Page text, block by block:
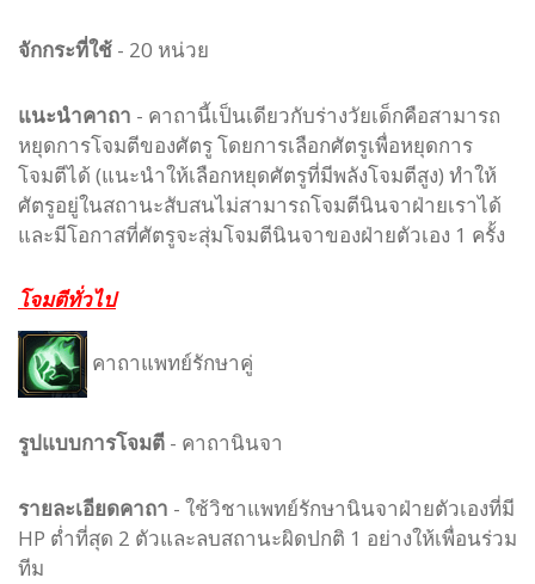
จักกระที่ใช้ - 20 หน่วย
แนะนำคาถา - คาถานี้เป็นเดียวกับร่างวัยเด็กคือสามารถ
หยุดการโจมตีของศัตรู โดยการเลือกศัตรูเพื่อหยุดการ
โจมตีได้ (แนะนำให้เลือกหยุดศัตรูที่มีพลังโจมตีสูง) ทำให้
ศัตรูอยู่ในสถานะสับสนไม่สามารถโจมตีนินจาฝ่ายเราได้
และมีโอกาสที่ศัตรูจะสุ่มโจมตีนินจาของฝ่ายตัวเอง 1 ครั้ง
โจมตีทั่วไป
คาถาแพทย์รักษาคู่
รูปแบบการโจมตี - คาถานินจา
รายละเอียดคาถา - ใช้วิชาแพทย์รักษานินจาฝ่ายตัวเองที่มี
HP ต่ำที่สุด 2 ตัวและลบสถานะผิดปกติ 1 อย่างให้เพื่อนร่วม
ทีม